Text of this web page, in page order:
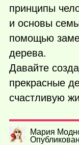
принципы
и основы
помощью
дерева.
Давайте
прекрасные
счастливую
Мария